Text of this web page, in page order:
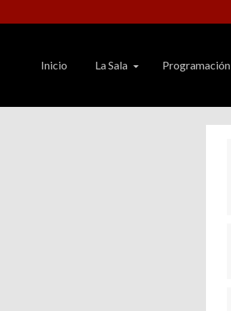
Inicio La Sala Programación